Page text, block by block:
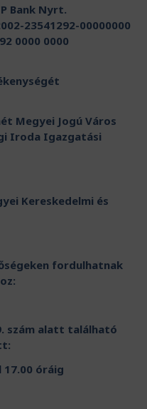
Bank Nyrt.
23541292-00000000
0000 0000
Megyei Jogú Város
Iroda Igazgatási
Kereskedelmi és
fordulhatnak
szám alatt található
óráig